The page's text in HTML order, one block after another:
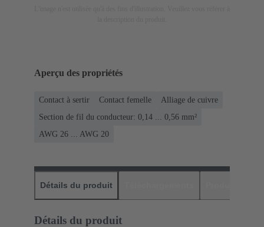
Aperçu des propriétés
Contact à sertir Contact femelle
Alliage de cuivre
Section de fil du conducteur: 0,14 ... 0,56 mm²
AWG 26 ... AWG 20
Détails du produit
Détails du produit